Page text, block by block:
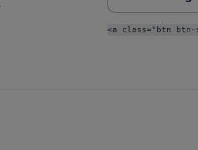
<a class="btn btn-